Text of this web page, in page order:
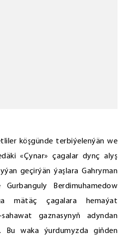
köşgünde terbiýelenýän we
«Çynar» çagalar dynç alyş
geçirýän ýaşlara Gahryman
Berdimuhamedow
mätäç çagalara hemaýat
gaznasynyň adyndan
Bu waka ýurdumyzda giňden